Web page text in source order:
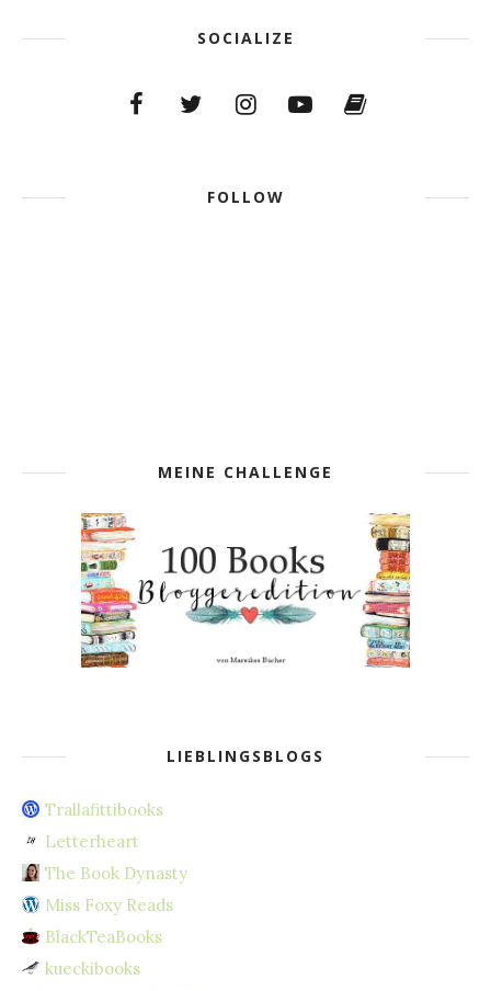
SOCIALIZE
FOLLOW
MEINE CHALLENGE
LIEBLINGSBLOGS
Trallafittibooks
Letterheart
The Book Dynasty
Miss Foxy Reads
BlackTeaBooks
kueckibooks